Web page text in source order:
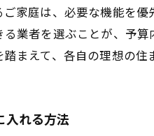
家庭は、必要な機能を
業者を選ぶことが、予
まえて、各自の理想の
入れる方法